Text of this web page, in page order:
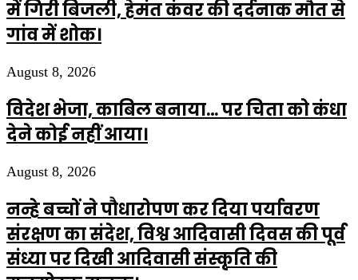
में गिरी बिजली, हेमंत कंवर की दर्दनाक मौत से
गांव में शोक।
August 8, 2026
विदेश भेजा, काबिल बनाया… पर चिता को कंधा
देने कोई नहीं आया।
August 8, 2026
नन्हे बच्चों ने पौधारोपण कर दिया पर्यावरण
संरक्षण का संदेश, विश्व आदिवासी दिवस की पूर्व
संध्या पर दिखी आदिवासी संस्कृति की